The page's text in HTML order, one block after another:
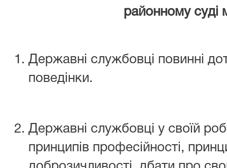
районному суді
Державні службовці повинні
поведінки.
Державні службовці у своїй
принципів професійності,